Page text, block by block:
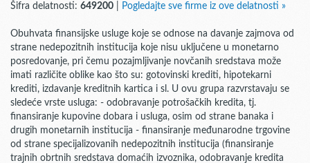
Šifra delatnosti: 649200 Pogledajte sve firme iz ove delatnosti »
Obuhvata finansijske usluge koje se odnose na davanje zajmova od
strane nedepozitnih institucija koje nisu uključene u monetarno
posredovanje, pri čemu pozajmljivanje novčanih sredstava može
imati različite oblike kao što su: gotovinski krediti, hipotekarni
krediti, izdavanje kreditnih kartica i sl. U ovu grupa razvrstavaju se
sledeće vrste usluga: - odobravanje potrošačkih kredita, tj.
finansiranje kupovine dobara i usluga, osim od strane banaka i
drugih monetarnih institucija - finansiranje međunarodne trgovine
od strane specijalizovanih nedepozitnih institucija (finansiranje
trajnih obrtnih sredstava domaćih izvoznika, odobravanje kredita